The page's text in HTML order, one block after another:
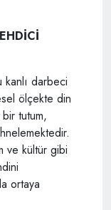
darbeci
ölçekte din
tutum,
ve kültür gibi
ortaya